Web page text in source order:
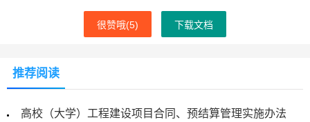
很赞哦(5) 下载文档
推荐阅读
高校（大学）工程建设项目合同、预结算管理实施办法